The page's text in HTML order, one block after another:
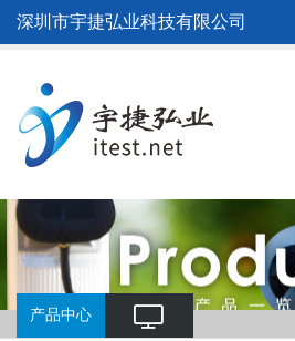
深圳市宇捷弘业科技有限公司
产品中心